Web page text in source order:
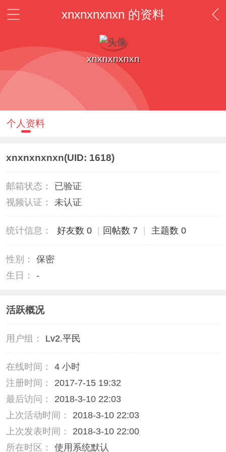
xnxnxnxnxn 的资料
xnxnxnxnxn
个人资料
xnxnxnxnxn(UID: 1618)
邮箱状态：
已验证
视频认证：
未认证
统计信息： 好友数 0 回帖数 7 主题数 0
性别：
保密
生日：
-
活跃概况
用户组： Lv2.平民
在线时间：
4 小时
注册时间：
2017-7-15 19:32
最后访问：
2018-3-10 22:03
上次活动时间：
2018-3-10 22:03
上次发表时间：
2018-3-10 22:00
所在时区：
使用系统默认